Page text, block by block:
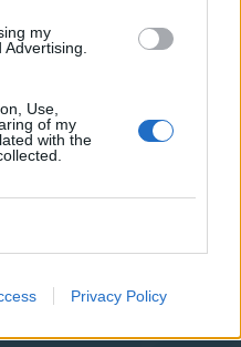
my
Use,
of my
with the
Privacy Policy